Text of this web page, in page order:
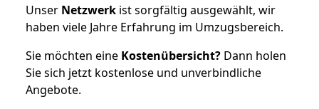
Unser Netzwerk ist sorgfältig ausgewählt, wir
haben viele Jahre Erfahrung im Umzugsbereich.
Sie möchten eine Kostenübersicht? Dann holen
Sie sich jetzt kostenlose und unverbindliche
Angebote.